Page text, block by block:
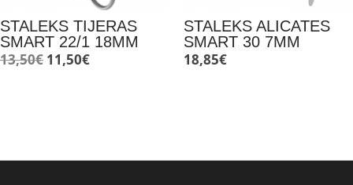
STALEKS TIJERAS
SMART 22/1 18MM
13,50€ El
11,50€El
STALEKS ALICATES
SMART 30 7MM
18,85€